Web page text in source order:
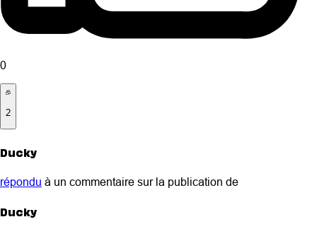
0
2
Ducky
répondu à un commentaire sur la publication de
Ducky